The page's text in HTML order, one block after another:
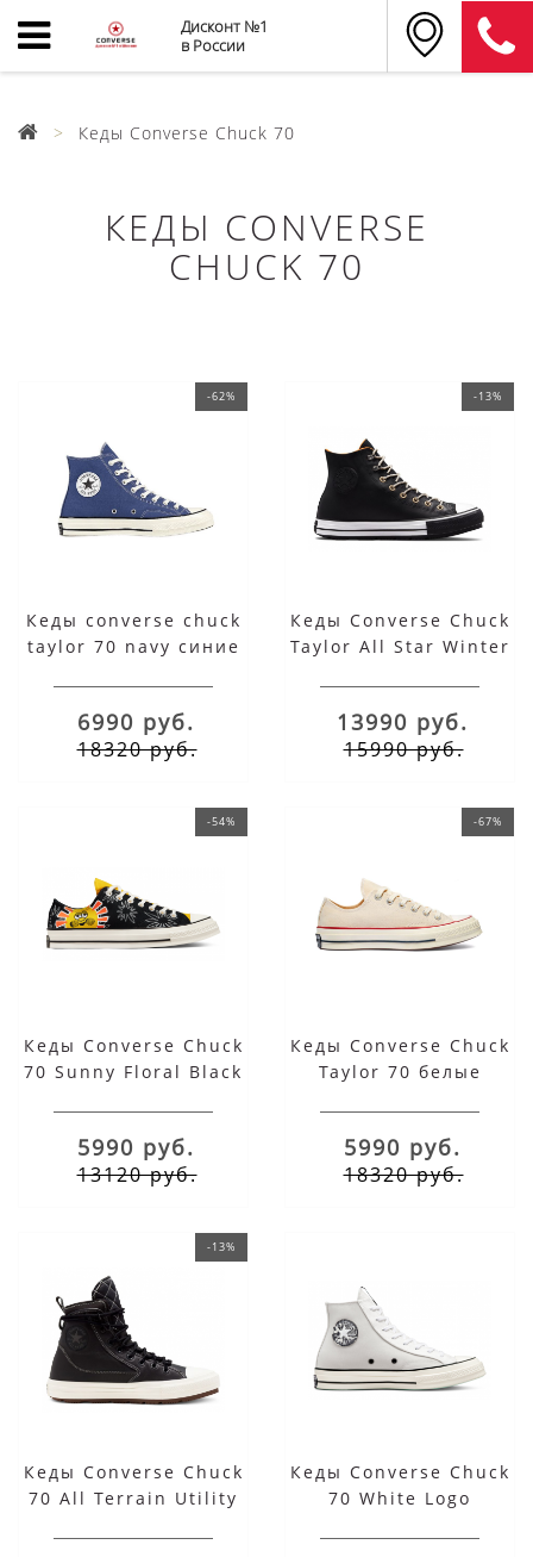
Дисконт №1
в России
Кеды Converse Chuck 70
КЕДЫ CONVERSE
CHUCK 70
-62%
Кеды converse chuck
taylor 70 navy синие
6990 руб.
18320 руб.
-13%
Кеды Converse Chuck
Taylor All Star Winter
13990 руб.
15990 руб.
-54%
Кеды Converse Chuck
70 Sunny Floral Black
5990 руб.
13120 руб.
-67%
Кеды Converse Chuck
Taylor 70 белые
5990 руб.
18320 руб.
-13%
Кеды Converse Chuck
70 All Terrain Utility
Кеды Converse Chuck
70 White Logo